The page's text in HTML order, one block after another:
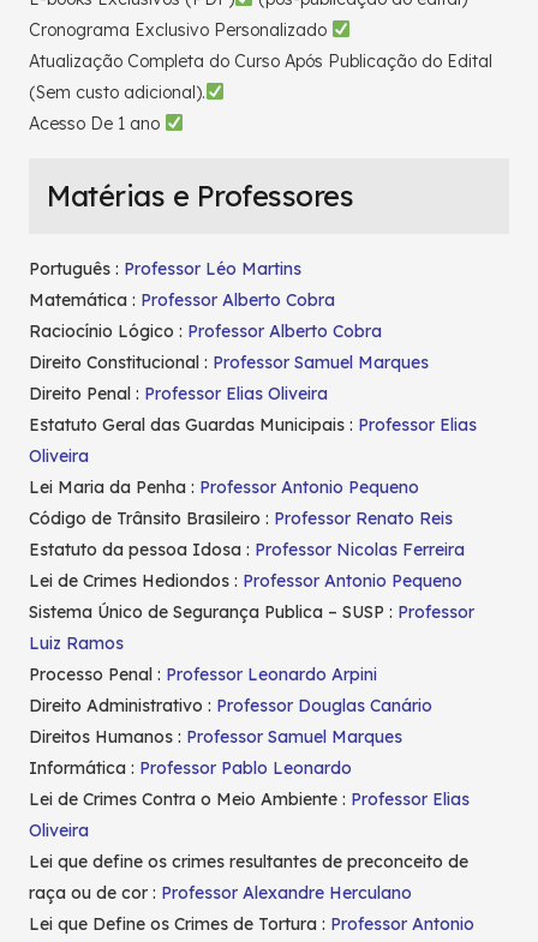
Cronograma Exclusivo Personalizado
Atualização Completa do Curso Após Publicação do Edital
(Sem custo adicional).
Acesso De 1 ano
Matérias e Professores
Português : Professor Léo Martins
Matemática : Professor Alberto Cobra
Raciocínio Lógico : Professor Alberto Cobra
Direito Constitucional : Professor Samuel Marques
Direito Penal : Professor Elias Oliveira
Estatuto Geral das Guardas Municipais : Professor Elias
Oliveira
Lei Maria da Penha : Professor Antonio Pequeno
Código de Trânsito Brasileiro : Professor Renato Reis
Estatuto da pessoa Idosa : Professor Nicolas Ferreira
Lei de Crimes Hediondos : Professor Antonio Pequeno
Sistema Único de Segurança Publica – SUSP : Professor
Luiz Ramos
Processo Penal : Professor Leonardo Arpini
Direito Administrativo : Professor Douglas Canário
Direitos Humanos : Professor Samuel Marques
Informática : Professor Pablo Leonardo
Lei de Crimes Contra o Meio Ambiente : Professor Elias
Oliveira
Lei que define os crimes resultantes de preconceito de
raça ou de cor : Professor Alexandre Herculano
Lei que Define os Crimes de Tortura : Professor Antonio